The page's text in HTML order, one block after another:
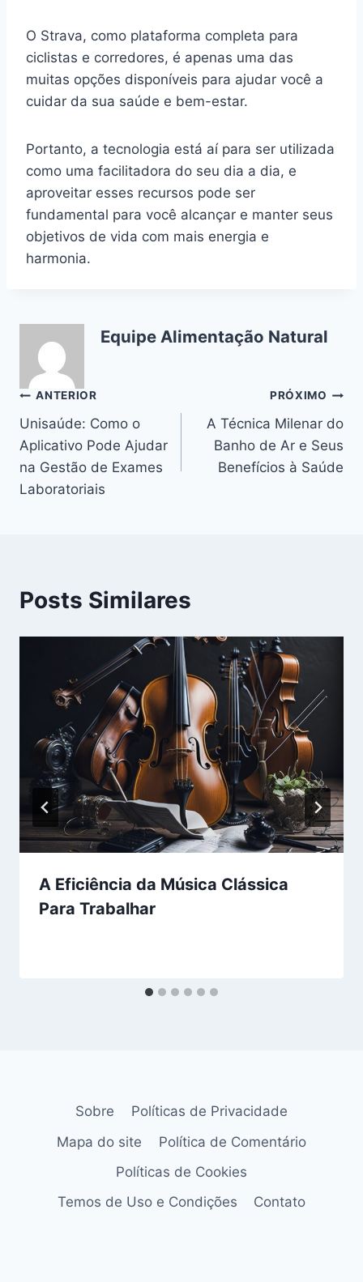
O Strava, como plataforma completa para
ciclistas e corredores, é apenas uma das
muitas opções disponíveis para ajudar você a
cuidar da sua saúde e bem-estar.
Portanto, a tecnologia está aí para ser utilizada
como uma facilitadora do seu dia a dia, e
aproveitar esses recursos pode ser
fundamental para você alcançar e manter seus
objetivos de vida com mais energia e
harmonia.
Equipe Alimentação Natural
Navegação
de
Post
ANTERIOR
Unisaúde: Como o
Aplicativo Pode Ajudar
na Gestão de Exames
Laboratoriais
PRÓXIMO
A Técnica Milenar do
Banho de Ar e Seus
Benefícios à Saúde
Posts Similares
A Eficiência da Música Clássica
Para Trabalhar
Sobre
Políticas de Privacidade
Mapa do site
Política de Comentário
Políticas de Cookies
Temos de Uso e Condições
Contato